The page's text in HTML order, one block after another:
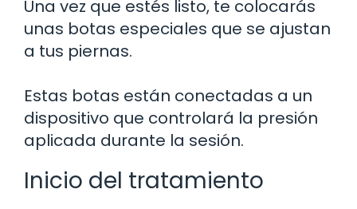
Una vez que estés listo, te colocarás
unas botas especiales que se ajustan
a tus piernas.
Estas botas están conectadas a un
dispositivo que controlará la presión
aplicada durante la sesión.
Inicio del tratamiento